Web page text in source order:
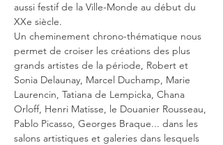
aussi festif de la Ville-Monde au début du
XXe siècle.
Un cheminement chrono-thématique nous
permet de croiser les créations des plus
grands artistes de la période, Robert et
Sonia Delaunay, Marcel Duchamp, Marie
Laurencin, Tatiana de Lempicka, Chana
Orloff, Henri Matisse, le Douanier Rousseau,
Pablo Picasso, Georges Braque... dans les
salons artistiques et galeries dans lesquels